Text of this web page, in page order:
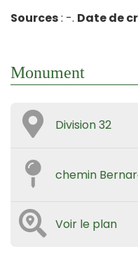
Sources: -. Date de
Monument
Division 32
chemin
Voir le plan